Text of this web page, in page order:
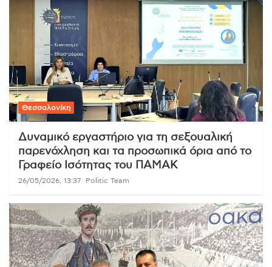
Θεσσαλονίκη
Δυναμικό εργαστήριο για τη σεξουαλική
παρενόχληση και τα προσωπικά όρια από το
Γραφείο Ισότητας του ΠΑΜΑΚ
26/05/2026, 13:37 Politic Team